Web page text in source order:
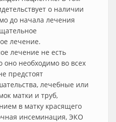
о наличии
до начала лечения
лечение.
лечение не есть
оно необходимо во всех
предстоят
лечебные или
матки и труб,
в матку красящего
инсеминация, ЭКО